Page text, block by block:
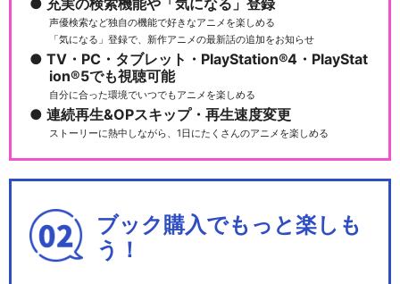
S!! 不二…
リョーマ！The Prince of Ten
n…
リョーマ！The Prince of Ten
n…
充実の検索機能や「気になる」登録
声優検索など独自の機能で好きなアニメを楽しめる
「気になる」登録で、新作アニメの最新話の追加をお知らせ
TV・PC・タブレット・PlayStation®4・PlayStat
ion®5でも視聴可能
自分に合った環境でいつでもアニメを楽しめる
連続再生&OPスキップ・再生速度変更
ストーリーに熱中しながら、1日にたくさんのアニメを楽しめる
ブック購入でもっと楽しも
う！